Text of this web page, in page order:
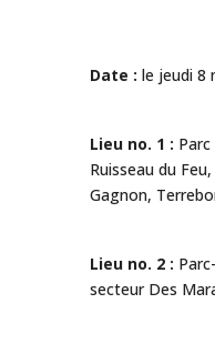
Date : le jeudi 8
Lieu no. 1 :
Ruisseau du
Gagnon,
Lieu no. 2 :
secteur Des